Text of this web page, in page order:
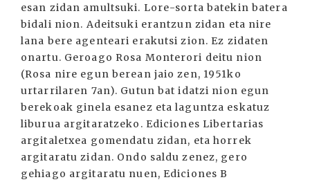
esan zidan amultsuki. Lore-sorta batekin batera
bidali nion. Adeitsuki erantzun zidan eta nire
lana bere agenteari erakutsi zion. Ez zidaten
onartu. Geroago Rosa Monterori deitu nion
(Rosa nire egun berean jaio zen, 1951ko
urtarrilaren 7an). Gutun bat idatzi nion egun
berekoak ginela esanez eta laguntza eskatuz
liburua argitaratzeko. Ediciones Libertarias
argitaletxea gomendatu zidan, eta horrek
argitaratu zidan. Ondo saldu zenez, gero
gehiago argitaratu nuen, Ediciones B